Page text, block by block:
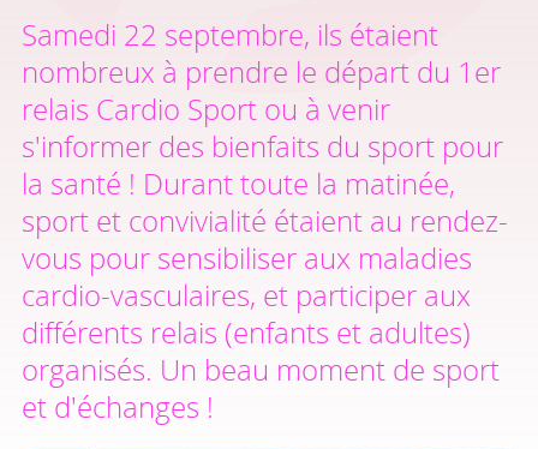
Samedi 22 septembre, ils étaient
nombreux à prendre le départ du 1er
relais Cardio Sport ou à venir
s'informer des bienfaits du sport pour
la santé ! Durant toute la matinée,
sport et convivialité étaient au rendez-
vous pour sensibiliser aux maladies
cardio-vasculaires, et participer aux
différents relais (enfants et adultes)
organisés. Un beau moment de sport
et d'échanges !